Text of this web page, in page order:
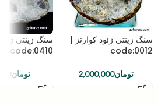
سنگ زینتی ژئود کوارتز |
code:0012
تومان2,000,000
سنگ زینتی
code:0410
تومان